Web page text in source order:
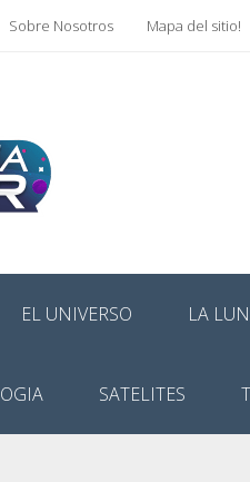
Sobre Nosotros Mapa del sitio!
EL UNIVERSO LA
SATELITES